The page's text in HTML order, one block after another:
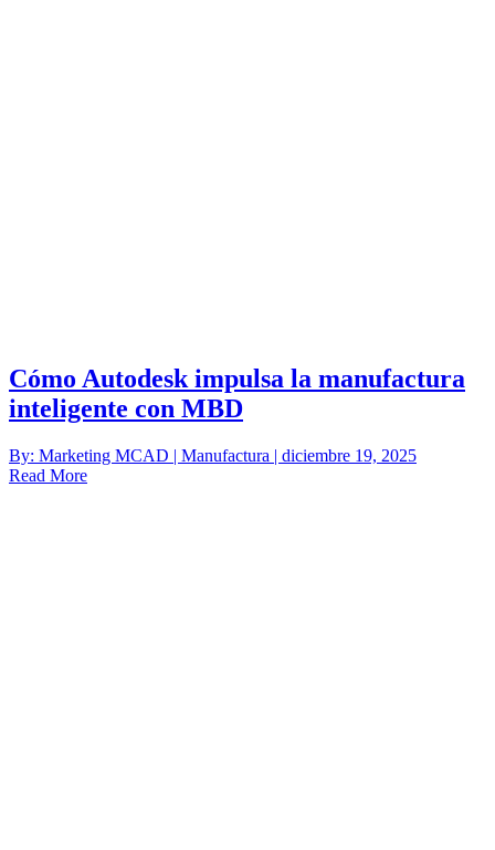
Cómo Autodesk impulsa la manufactura
inteligente con MBD
By: Marketing MCAD | Manufactura | diciembre 19, 2025
Read More